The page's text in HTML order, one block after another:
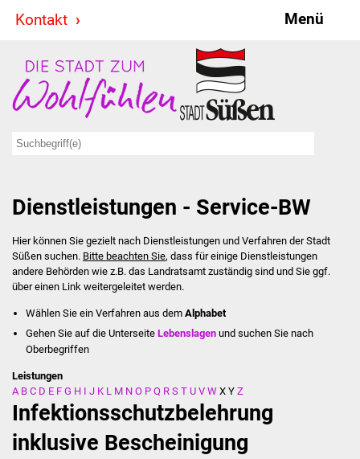
Kontakt Menü
Stadt & Politik
Bürgermeister
Ausschüsse
Ratsinformationssystem
Jugendbeirat
Summerrockfestival
Stadtverwaltung
Ansprechpartner
Dienstleistungen - Service-BW
Hier können Sie gezielt nach Dienstleistungen und Verfahren der Stadt
Süßen suchen. Bitte beachten Sie, dass für einige Dienstleistungen
andere Behörden wie z.B. das Landratsamt zuständig sind und Sie ggf.
über einen Link weitergeleitet werden.
Wählen Sie ein Verfahren aus dem Alphabet
Gehen Sie auf die UnterseiteLebenslagen und suchen Sie nach
Oberbegriffen
Leistungen
A B C D E F G H I J K L M N O P Q R S T U V W X Y Z
Infektionsschutzbelehrung
inklusive Bescheinigung